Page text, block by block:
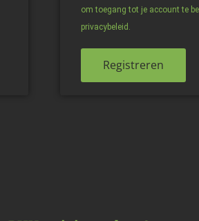
om toegang tot je account te
privacybeleid .
Registreren